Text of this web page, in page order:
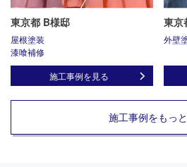
東京都 B様邸
屋根塗装
漆喰補修
施工事例を見る
東京
外壁
施工事例をもっ